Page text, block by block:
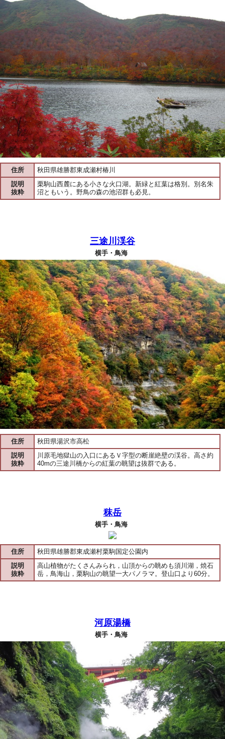
住所
秋田県雄勝郡東成瀬村椿川
説明
抜粋
栗駒山西麓にある小さな火口湖。新緑と紅葉は格別。別名朱
沼ともいう。野鳥の森の池沼群も必見。
三途川渓谷
横手・鳥海
住所
秋田県湯沢市高松
説明
抜粋
川原毛地獄山の入口にあるＶ字型の断崖絶壁の渓谷。高さ約
40mの三途川橋からの紅葉の眺望は抜群である。
秣岳
横手・鳥海
住所
秋田県雄勝郡東成瀬村栗駒国定公園内
説明
抜粋
高山植物がたくさんみられ，山頂からの眺めも須川湖，焼石
岳，鳥海山，栗駒山の眺望一大パノラマ。登山口より60分。
河原湯橋
横手・鳥海